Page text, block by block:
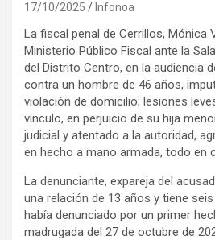
17/10/2025 Infonoa
La fiscal penal de Cerrillos, Mónica
Ministerio Público Fiscal ante la
del Distrito Centro, en la audiencia
contra un hombre de 46 años,
violación de domicilio; lesiones
vínculo, en perjuicio de su hija
judicial y atentado a la autoridad,
en hecho a mano armada, todo en
La denunciante, expareja del
una relación de 13 años y tiene
había denunciado por un primer
madrugada del 27 de octubre de